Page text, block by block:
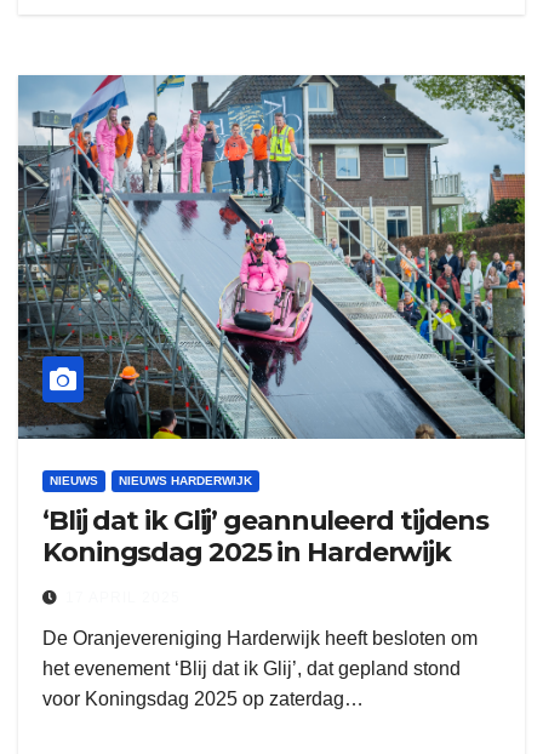
NIEUWS NIEUWS HARDERWIJK
‘Blij dat ik Glij’ geannuleerd tijdens
Koningsdag 2025 in Harderwijk
De Oranjevereniging Harderwijk heeft besloten om
het evenement ‘Blij dat ik Glij’, dat gepland stond
voor Koningsdag 2025 op zaterdag…